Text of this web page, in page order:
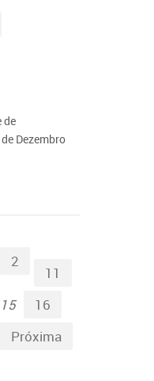
de
Dezembro
2
11
15
16
Próxima